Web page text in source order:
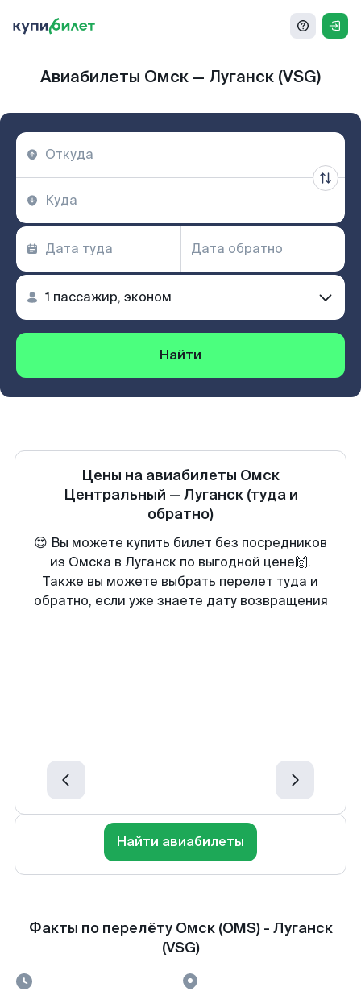
Авиабилеты Омск — Луганск (VSG)
Найти
Цены на авиабилеты Омск
Центральный — Луганск (туда и
обратно)
😍 Вы можете купить билет без посредников
из Омска в Луганск по выгодной цене🙌.
Также вы можете выбрать перелет туда и
обратно, если уже знаете дату возвращения
Найти авиабилеты
Факты по перелёту Омск (OMS) - Луганск
(VSG)